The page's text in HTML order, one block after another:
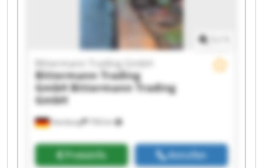
Hamburg 758 km
Bittermann Trading GmbH
Bittermann Trading
GmbHBittermann Trading
GmbH
Preisinfo Anrufen